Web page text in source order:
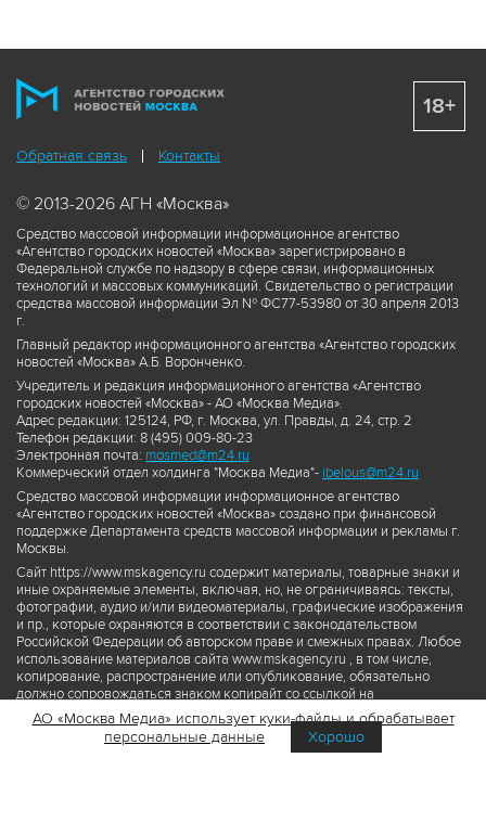
Обратная связь Контакты
© 2013-2026 АГН «Москва»
Средство массовой информации информационное агентство
«Агентство городских новостей «Москва» зарегистрировано в
Федеральной службе по надзору в сфере связи, информационных
технологий и массовых коммуникаций. Свидетельство о регистрации
средства массовой информации Эл № ФС77-53980 от 30 апреля 2013
г.
Главный редактор информационного агентства «Агентство городских
новостей «Москва» А.Б. Воронченко.
Учредитель и редакция информационного агентства «Агентство
городских новостей «Москва» - АО «Москва Медиа».
Адрес редакции: 125124, РФ, г. Москва, ул. Правды, д. 24, стр. 2
Телефон редакции: 8 (495) 009-80-23
Электронная почта: mosmed@m24.ru
Коммерческий отдел холдинга "Москва Медиа"- ibelous@m24.ru
Средство массовой информации информационное агентство
«Агентство городских новостей «Москва» создано при финансовой
поддержке Департамента средств массовой информации и рекламы г.
Москвы.
Сайт https://www.mskagency.ru содержит материалы, товарные знаки и
иные охраняемые элементы, включая, но, не ограничиваясь: тексты,
фотографии, аудио и/или видеоматериалы, графические изображения
и пр., которые охраняются в соответствии с законодательством
Российской Федерации об авторском праве и смежных правах. Любое
использование материалов сайта www.mskagency.ru , в том числе,
копирование, распространение или опубликование, обязательно
должно сопровождаться знаком копирайт со ссылкой на
правообладателя © АО «Москва Медиа», а также гиперссылкой на сайт
www.mskagency.ru как на первоисточник информации. Переработка
материалов сайта www.mskagency.ru не допускается.
18+
АО «Москва Медиа» использует куки-файлы и обрабатывает
персональные данные
Хорошо